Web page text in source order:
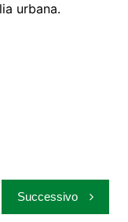
urbana.
Successivo